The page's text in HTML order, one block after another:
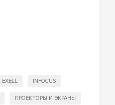
EXELL INFOCUS
ПРОЕКТОРЫ И ЭКРАНЫ